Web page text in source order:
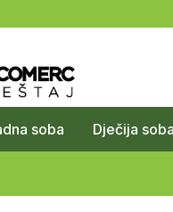
soba Dječija soba